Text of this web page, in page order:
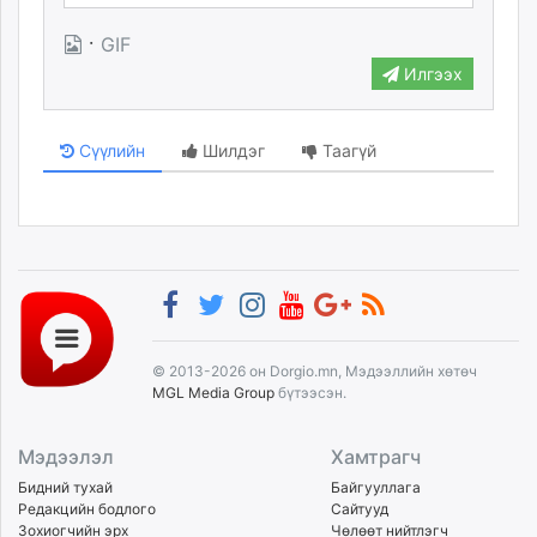
isee.mn
fact.mn
itoim.mn
tumen.mn
times.mn
mass.mn
unegui.mn
assa.mn
toim.mn
unread.today
· GIF
Илгээх
Сүүлийн Шилдэг Таагүй
© 2013-2026 он Dorgio.mn, Мэдээллийн хөтөч
MGL Media Group бүтээсэн.
Мэдээлэл
Бидний тухай
Редакцийн бодлого
Зохиогчийн эрх
Хамтрагч
Байгууллага
Сайтууд
Чөлөөт нийтлэгч